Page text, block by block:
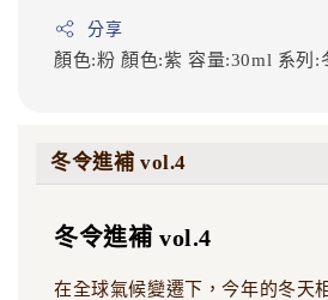
分享
顏色:粉 顏色:紫 容量:30ml 系列:
冬令進補 vol.4
冬令進補 vol.4
在全球氣候變遷下，今年的冬天